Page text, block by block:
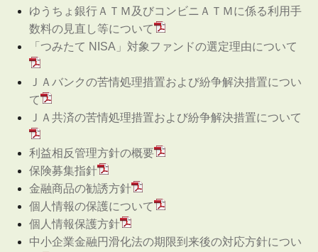
ゆうちょ銀行ＡＴＭ及びコンビニＡＴＭに係る利用手
数料の見直し等について
「つみたて NISA」対象ファンドの選定理由について
ＪＡバンクの苦情処理措置および紛争解決措置につい
て
ＪＡ共済の苦情処理措置および紛争解決措置について
利益相反管理方針の概要
保険募集指針
金融商品の勧誘方針
個人情報の保護について
個人情報保護方針
中小企業金融円滑化法の期限到来後の対応方針につい